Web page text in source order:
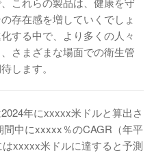
存在感を増していくでしょ
する中で、より多くの人々
さまざまな場面での衛生管
します。
年にxxxxx米ドルと算出さ
間中にxxxxx％のCAGR（年平
xxxxx米ドルに達すると予測